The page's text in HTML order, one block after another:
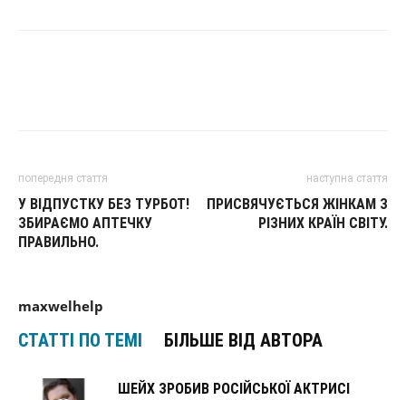
попередня стаття
У ВІДПУСТКУ БЕЗ ТУРБОТ!
ЗБИРАЄМО АПТЕЧКУ
ПРАВИЛЬНО.
наступна стаття
ПРИСВЯЧУЄТЬСЯ ЖІНКАМ З
РІЗНИХ КРАЇН СВІТУ.
maxwelhelp
СТАТТІ ПО ТЕМІ БІЛЬШЕ ВІД АВТОРА
ШЕЙХ ЗРОБИВ РОСІЙСЬКОЇ АКТРИСІ